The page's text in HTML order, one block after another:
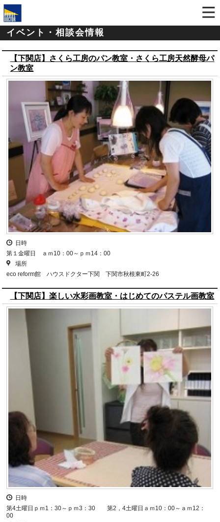
イベント・相談会情報
【下関店】さくら工房のパン教室・さくら工房天然酵母パ
ン教室
日時
第１金曜日 ａｍ10：00～ｐｍ14：00
場所
eco reform館 ハウスドクター下関 下関市秋根東町2-26
【下関店】楽しい水彩画教室・はじめてのパステル画教室
日時
第4土曜日ｐｍ1：30～ｐｍ3：30 第2，4土曜日ａｍ10：00～ａｍ12：
00